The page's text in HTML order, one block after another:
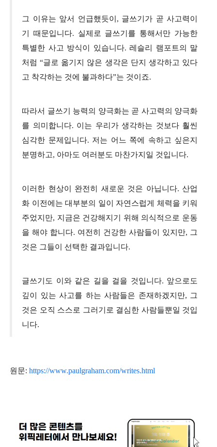
그 이유는 앞서 언급했듯이, 글쓰기가 곧 사고력이
기 때문입니다. 실제로 글쓰기를 통해서만 가능한
특별한 사고 방식이 있습니다. 레슬리 램포트의 말
처럼 “글로 옮기지 않은 생각은 단지 생각하고 있다
고 착각하는 것에 불과하다”는 것이죠.
따라서 글쓰기 능력의 양극화는 곧 사고력의 양극화
를 의미합니다. 이는 우리가 생각하는 것보다 훨씬
심각한 문제입니다. 저는 어느 쪽에 속하고 싶은지
분명하고, 아마도 여러분도 마찬가지일 것입니다.
이러한 현상이 완전히 새로운 것은 아닙니다. 산업
화 이전에는 대부분의 일이 자연스럽게 체력을 키워
주었지만, 지금은 건강해지기 위해 의식적으로 운동
을 해야 합니다. 여전히 건강한 사람들이 있지만, 그
것은 그들이 선택한 결과입니다.
글쓰기도 이와 같은 길을 걸을 것입니다. 앞으로도
깊이 있는 사고를 하는 사람들은 존재하겠지만, 그
것은 오직 스스로 그러기로 결심한 사람들뿐일 것입
니다.
원문: https://www.paulgraham.com/writes.html